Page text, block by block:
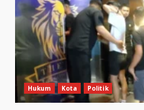
Hukum Kota Politik